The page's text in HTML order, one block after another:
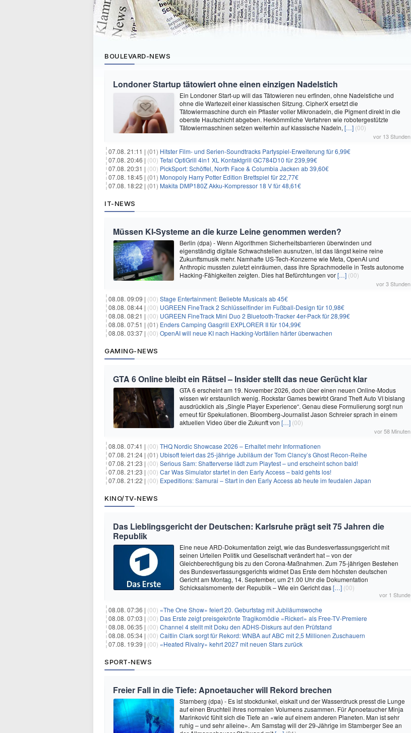
BOULEVARD-NEWS
Londoner Startup tätowiert ohne einen einzigen Nadelstich
Ein Londoner Start-up will das Tätowieren neu erfinden, ohne Nadelstiche und
ohne die Wartezeit einer klassischen Sitzung. CipherX ersetzt die
Tätowiermaschine durch ein Pflaster voller Mikronadeln, die Pigment direkt in die
oberste Hautschicht abgeben. Herkömmliche Verfahren wie robotergestützte
Tätowiermaschinen setzen weiterhin auf klassische Nadeln, […] (00)
vor 13 Stunden
07.08. 21:11 | (01) Hitster Film- und Serien-Soundtracks Partyspiel-Erweiterung für 6,99€
07.08. 20:46 | (00) Tefal OptiGrill 4in1 XL Kontaktgrill GC784D10 für 239,99€
07.08. 20:31 | (00) PickSport: Schöffel, North Face & Columbia Jacken ab 39,60€
07.08. 18:45 | (01) Monopoly Harry Potter Edition Brettspiel für 22,77€
07.08. 18:22 | (01) Makita DMP180Z Akku-Kompressor 18 V für 48,61€
IT-NEWS
Müssen KI-Systeme an die kurze Leine genommen werden?
Berlin (dpa) - Wenn Algorithmen Sicherheitsbarrieren überwinden und
eigenständig digitale Schwachstellen ausnutzen, ist das längst keine reine
Zukunftsmusik mehr. Namhafte US-Tech-Konzerne wie Meta, OpenAI und
Anthropic mussten zuletzt einräumen, dass ihre Sprachmodelle in Tests autonome
Hacking-Fähigkeiten zeigten. Dies hat Befürchtungen vor[…] (00)
vor 3 Stunden
08.08. 09:09 | (00) Stage Entertainment: Beliebte Musicals ab 45€
08.08. 08:44 | (00) UGREEN FineTrack 2 Schlüsselfinder im Fußball-Design für 10,98€
08.08. 08:21 | (00) UGREEN FineTrack Mini Duo 2 Bluetooth-Tracker 4er-Pack für 28,99€
08.08. 07:51 | (01) Enders Camping Gasgrill EXPLORER II für 104,99€
08.08. 03:37 | (00) OpenAI will neue KI nach Hacking-Vorfällen härter überwachen
GAMING-NEWS
GTA 6 Online bleibt ein Rätsel – Insider stellt das neue Gerücht klar
GTA 6 erscheint am 19. November 2026, doch über einen neuen Online-Modus
wissen wir erstaunlich wenig. Rockstar Games bewirbt Grand Theft Auto VI bislang
ausdrücklich als „Single Player Experience“. Genau diese Formulierung sorgt nun
erneut für Spekulationen. Bloomberg-Journalist Jason Schreier sprach in einem
aktuellen Video über die Zukunft von […] (00)
vor 58 Minuten
08.08. 07:41 | (00) THQ Nordic Showcase 2026 – Erhaltet mehr Informationen
07.08. 21:24 | (01) Ubisoft feiert das 25-jährige Jubiläum der Tom Clancy’s Ghost Recon-Reihe
07.08. 21:23 | (00) Serious Sam: Shatterverse lädt zum Playtest – und erscheint schon bald!
07.08. 21:23 | (00) Car Was Simulator startet in den Early Access – bald gehts los!
07.08. 21:22 | (00) Expeditions: Samurai – Start in den Early Access ab heute im feudalen Japan
KINO/TV-NEWS
Das Lieblingsgericht der Deutschen: Karlsruhe prägt seit 75 Jahren die
Republik
Eine neue ARD-Dokumentation zeigt, wie das Bundesverfassungsgericht mit
seinen Urteilen Politik und Gesellschaft verändert hat – von der
Gleichberechtigung bis zu den Corona-Maßnahmen. Zum 75-jährigen Bestehen
des Bundesverfassungsgerichts widmet Das Erste dem höchsten deutschen
Gericht am Montag, 14. September, um 21.00 Uhr die Dokumentation
Schicksalsmomente der Republik – Wie ein Gericht das[…] (00)
vor 1 Stunde
08.08. 07:36 | (00) «The One Show» feiert 20. Geburtstag mit Jubiläumswoche
08.08. 07:03 | (00) Das Erste zeigt preisgekrönte Tragikomödie «Rickerl» als Free-TV-Premiere
08.08. 06:35 | (00) Channel 4 stellt mit Doku den ADHS-Diskurs auf den Prüfstand
08.08. 05:34 | (00) Caitlin Clark sorgt für Rekord: WNBA auf ABC mit 2,5 Millionen Zuschauern
07.08. 19:39 | (00) «Heated Rivalry» kehrt 2027 mit neuen Stars zurück
SPORT-NEWS
Freier Fall in die Tiefe: Apnoetaucher will Rekord brechen
Starnberg (dpa) - Es ist stockdunkel, eiskalt und der Wasserdruck presst die Lunge
auf einen Bruchteil ihres normalen Volumens zusammen. Für Apnoetaucher Minja
Marinković fühlt sich die Tiefe an «wie auf einem anderen Planeten. Man ist sehr
ruhig – und sehr alleine». Am Samstag will der 29-Jährige im Starnberger See an